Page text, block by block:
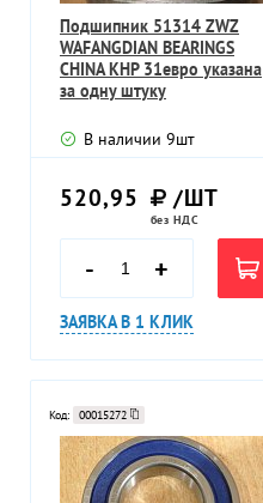
Подшипник 51314 ZWZ
WAFANGDIAN BEARINGS
CHINA КНР 31евро указана
за одну штуку
В наличии 9шт
520,95 /ШТ
без НДС
- +
ЗАЯВКА В 1 КЛИК
Код: 00015272